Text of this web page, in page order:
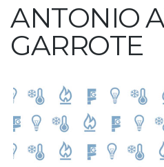
ANTONIO
GARROTE